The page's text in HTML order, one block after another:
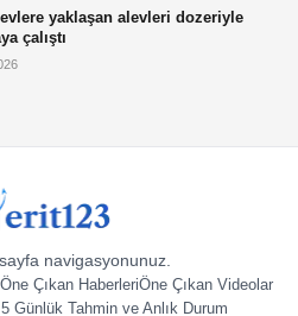
yaklaşan alevleri dozeriyle
çalıştı
navigasyonunuz.
Çıkan HaberleriÖne Çıkan Videolar
Günlük Tahmin ve Anlık Durum